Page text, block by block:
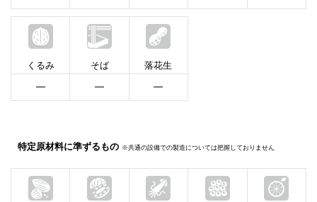
くるみ
━
そば
━
落花生
━
特定原材料に準ずるもの ※共通の設備での製造については把握しておりません